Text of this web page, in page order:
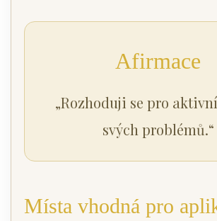
Afirmace
„Rozhoduji se pro
svých problémů.“
Místa vhodná pro